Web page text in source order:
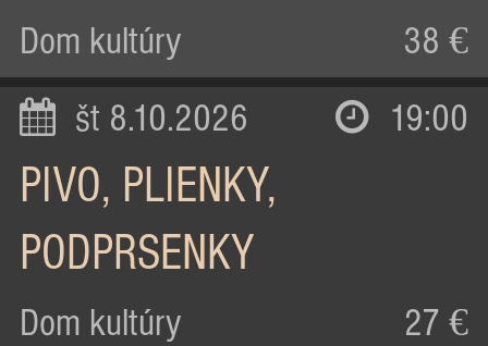
Dom kultúry 38 €
št 8.10.2026 19:00
PIVO, PLIENKY,
PODPRSENKY
Dom kultúry 27 €